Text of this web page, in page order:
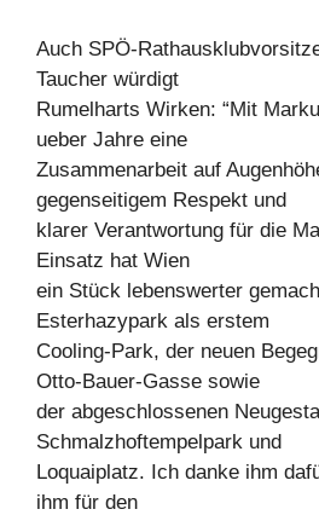
Auch SPÖ-
Taucher würdigt
Rumelharts Wirken: “Mit
ueber Jahre eine
Zusammenarbeit auf
gegenseitigem Respekt und
klarer Verantwortung für die
Einsatz hat Wien
ein Stück lebenswerter
Esterhazypark als erstem
Cooling-Park, der neuen
Otto-Bauer-Gasse sowie
der abgeschlossenen
Schmalzhoftempelpark und
Loquaiplatz. Ich danke ihm
ihm für den